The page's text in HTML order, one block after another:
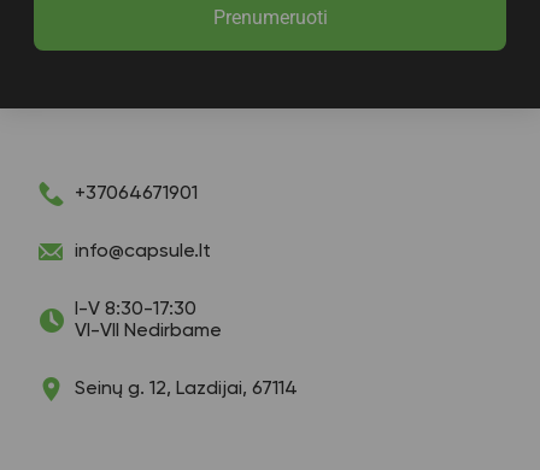
Prenumeruoti
+37064671901
info@capsule.lt
I-V 8:30-17:30
VI-VII Nedirbame
Seinų g. 12, Lazdijai, 67114